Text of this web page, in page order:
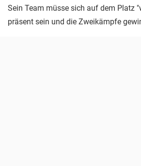
Sein Team müsse sich auf dem Platz
präsent sein und die Zweikämpfe